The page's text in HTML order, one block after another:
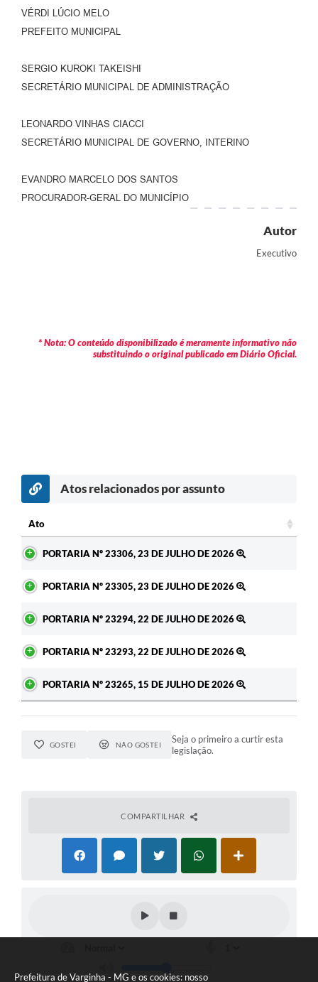
Prefeitura de Varginha - MG e os cookies: nosso
VÉRDI LÚCIO MELO
PREFEITO MUNICIPAL
SERGIO KUROKI TAKEISHI
SECRETÁRIO MUNICIPAL DE ADMINISTRAÇÃO
LEONARDO VINHAS CIACCI
SECRETÁRIO MUNICIPAL DE GOVERNO, INTERINO
EVANDRO MARCELO DOS SANTOS
PROCURADOR-GERAL DO MUNICÍPIO
Autor
Executivo
* Nota: O conteúdo disponibilizado é meramente informativo não
substituindo o original publicado em Diário Oficial.
Atos relacionados por assunto
Ato
PORTARIA Nº 23306, 23 DE JULHO DE 2026
PORTARIA Nº 23305, 23 DE JULHO DE 2026
PORTARIA Nº 23294, 22 DE JULHO DE 2026
PORTARIA Nº 23293, 22 DE JULHO DE 2026
PORTARIA Nº 23265, 15 DE JULHO DE 2026
GOSTEI NÃO GOSTEI
Seja o primeiro a curtir esta
legislação.
COMPARTILHAR